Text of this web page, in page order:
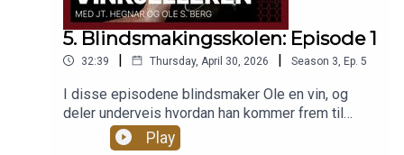
5. Blindsmakingsskolen: Episode 1
32:39 | Thursday, April 30, 2026 | Season 3 Ep. 5
I disse episodene blindsmaker Ole en vin, og
deler underveis hvordan han kommer frem til
riktig (eller feil) valg. Flaskene kan komme fra pol
eller kjeller, og fra hvilken som helst drue, område
Play